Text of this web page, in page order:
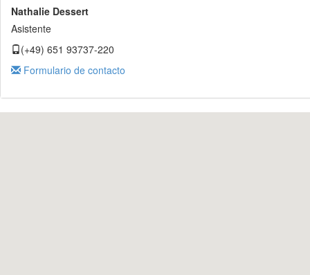
Nathalie Dessert
Asistente
(+49) 651 93737-220
Formulario de contacto